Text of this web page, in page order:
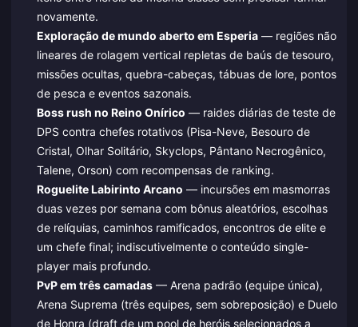
novamente.
Exploração de mundo aberto em Esperia— regiões não
lineares de rolagem vertical repletas de baús de tesouro,
missões ocultas, quebra-cabeças, tábuas de lore, pontos
de pesca e eventos sazonais.
Boss rush no Reino Onírico — raides diárias de teste de
DPS contra chefes rotativos (Pisa-Neve, Besouro de
Cristal, Olhar Solitário, Skyclops, Pântano Necrogênico,
Talene, Orson) com recompensas de ranking.
Roguelite Labirinto Arcano — incursões em masmorras
duas vezes por semana com bônus aleatórios, escolhas
de relíquias, caminhos ramificados, encontros de elite e
um chefe final; indiscutivelmente o conteúdo single-
player mais profundo.
PvP em três camadas— Arena padrão (equipe única),
Arena Suprema (três equipes, sem sobreposição) e Duelo
de Honra (draft de um pool de heróis selecionados a